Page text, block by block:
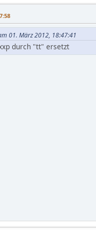
01. März 2012, 18:47:41
durch "tt" ersetzt